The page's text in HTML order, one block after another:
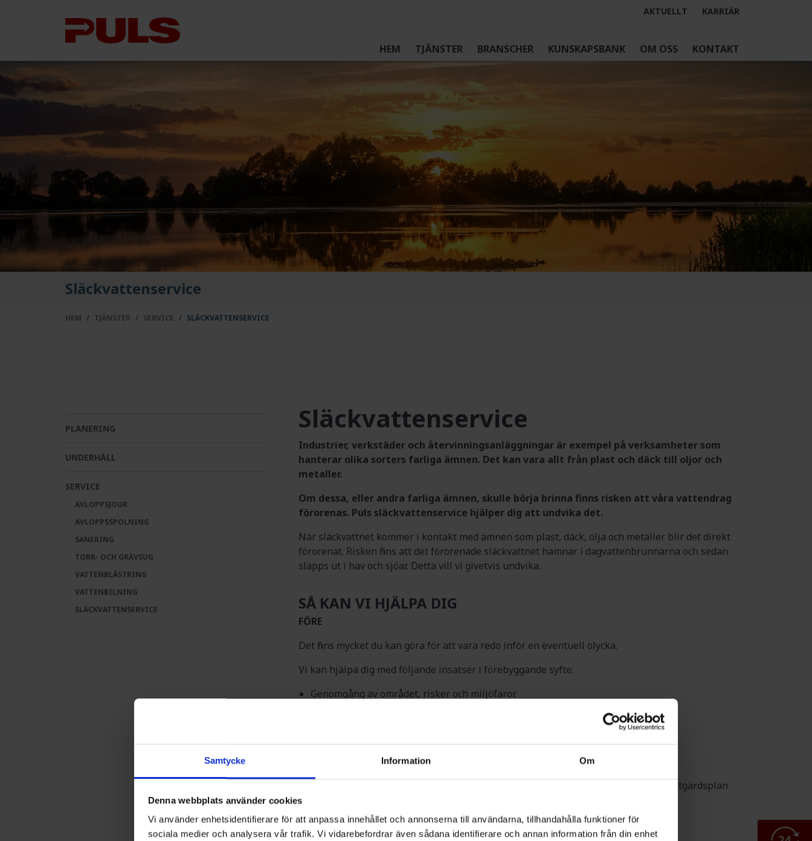
Samtycke Information Om
Denna webbplats använder cookies
Vi använder enhetsidentifierare för att anpassa innehållet och annonserna till användarna, tillhandahålla funktioner för
sociala medier och analysera vår trafik. Vi vidarebefordrar även sådana identifierare och annan information från din enhet
AKTUELLT KARRIÄR
HEM TJÄNSTER BRANSCHER KUNSKAPSBANK OM OSS KONTAKT
Släckvattenservice
HEM TJÄNSTER SERVICE SLÄCKVATTENSERVICE
PLANERING
UNDERHÅLL
SERVICE
AVLOPPSJOUR
AVLOPPSSPOLNING
SANERING
TORR- OCH GRÄVSUG
VATTENBLÄSTRING
VATTENBILNING
SLÄCKVATTENSERVICE
Släckvattenservice
Industrier, verkstäder och återvinningsanläggningar är exempel på verksamheter som
hanterar olika sorters farliga ämnen. Det kan vara allt från plast och däck till oljor och
metaller.
Om dessa, eller andra farliga ämnen, skulle börja brinna finns risken att våra vattendrag
förorenas. Puls släckvattenservice hjälper dig att undvika det.
När släckvattnet kommer i kontakt med ämnen som plast, däck, olja och metaller blir det direkt
förorenat. Risken finns att det förorenade släckvattnet hamnar i dagvattenbrunnarna och sedan
släpps ut i hav och sjöar. Detta vill vi givetvis undvika.
SÅ KAN VI HJÄLPA DIG
FÖRE
Det finns mycket du kan göra för att vara redo inför en eventuell olycka.
Vi kan hjälpa dig med följande insatser i förebyggande syfte:
Genomgång av området, risker och miljöfaror.
UNDER – NÄR OLYCKAN ÄR FRAMME
Vi ser till att du vet vad du ska göra om det börjar brinna. Med Puls skräddarsydda åtgärdsplan
kan du agera korrekt om olyckan skulle vara framme.
Vi kan hjälpa dig med följande akuta insatser under en brand: